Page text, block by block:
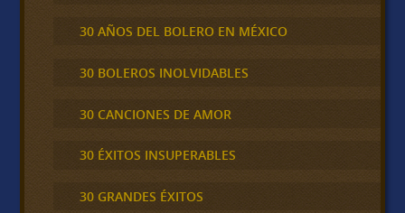
30 AÑOS DEL BOLERO EN MÉXICO
30 BOLEROS INOLVIDABLES
30 CANCIONES DE AMOR
30 ÉXITOS INSUPERABLES
30 GRANDES ÉXITOS